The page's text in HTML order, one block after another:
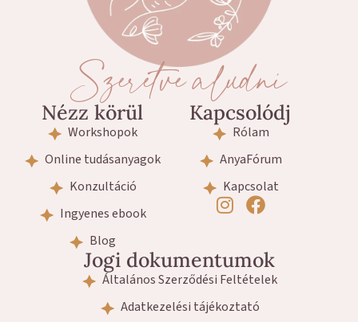
Szeretve aludni
Nézz körül
Workshopok
Online tudásanyagok
Konzultáció
Ingyenes ebook
Blog
Kapcsolódj
Rólam
AnyaFórum
Kapcsolat
Jogi dokumentumok
Általános Szerződési Feltételek
Adatkezelési tájékoztató